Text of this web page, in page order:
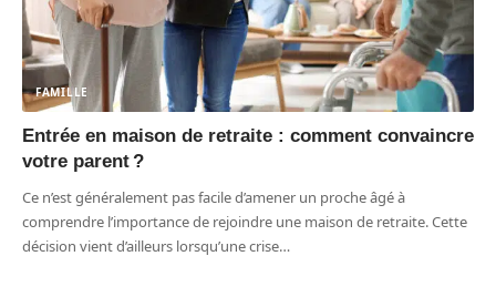
FAMILLE
Entrée en maison de retraite : comment convaincre
votre parent ?
Ce n’est généralement pas facile d’amener un proche âgé à
comprendre l’importance de rejoindre une maison de retraite. Cette
décision vient d’ailleurs lorsqu’une crise…